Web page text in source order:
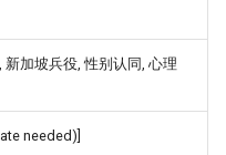
新加坡兵役, 性别认同, 心理
needed)]